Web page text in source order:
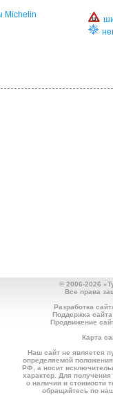
Michelin
© 2006-2026
Все права
Разработка
Поддержка сайта
Продвижение
Карта
Наш сайт не является
определяемой
РФ, а носит
характер. Для
о наличии и стоимости
обращайтесь по